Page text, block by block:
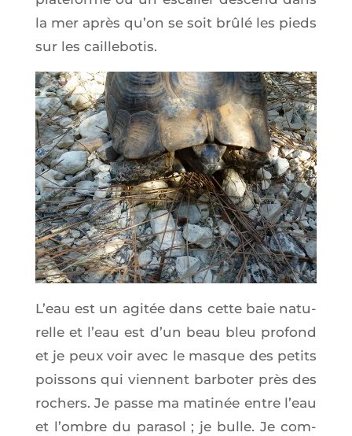
la mer après qu’on se soit brû­lé les pieds
sur les caillebotis.
L’eau est un agi­tée dans cette baie natu­
relle et l’eau est d’un beau bleu pro­fond
et je peux voir avec le masque des petits
pois­sons qui viennent bar­bo­ter près des
rochers. Je passe ma mati­née entre l’eau
et l’ombre du para­sol ; je bulle. Je com­